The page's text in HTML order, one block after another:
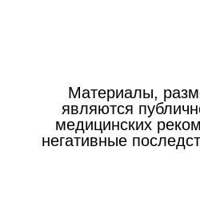
Материалы,
являются
медицинских
негативные